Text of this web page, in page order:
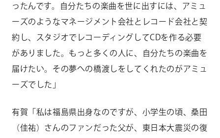
ったんです。自分たちの楽曲を世に出すには、アミュ
ーズのようなマネージメント会社とレコード会社と契
約し、スタジオでレコーディングしてCDを作る必要
がありました。もっと多くの人に、自分たちの楽曲を
届けたい。その夢への橋渡しをしてくれたのがアミュ
ーズでした」
有賀「私は福島県出身なのですが、小学生の頃、桑田
（佳祐）さんのファンだった父が、東日本大震災の復